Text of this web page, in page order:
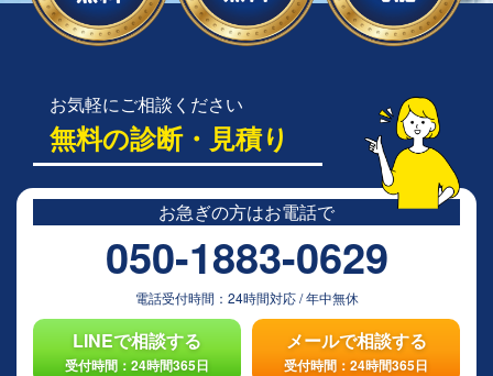
お気軽にご相談ください
無料の診断・見積り
お急ぎの方はお電話で
050-1883-0629
電話受付時間： 24時間対応/年中無休
LINEで相談する
受付時間：24時間365日
メールで相談する
受付時間：24時間365日